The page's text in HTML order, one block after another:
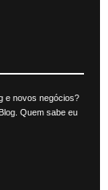
e novos negócios?
Quem sabe eu